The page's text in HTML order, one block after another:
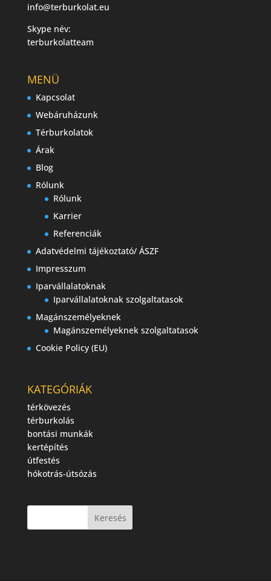
info@terburkolat.eu
Skype név:
terburkolatteam
MENÜ
Kapcsolat
Webáruházunk
Térburkolatok
Árak
Blog
Rólunk
Rólunk
Karrier
Referenciák
Adatvédelmi tájékoztató/ ÁSZF
Impresszum
Iparvállalatoknak
Iparvállalatoknak szolgaltatasok
Magánszemélyeknek
Magánszemélyeknek szolgaltatasok
Cookie Policy (EU)
KATEGÓRIÁK
térkövezés
térburkolás
bontási munkák
kertépítés
útfestés
hókotrás-útsózás